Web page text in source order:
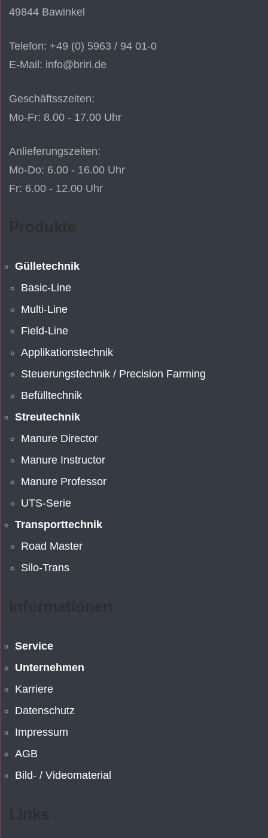
49844 Bawinkel
Telefon: +49 (0) 5963 / 94 01-0
E-Mail: info@briri.de
Geschäftsszeiten:
Mo-Fr: 8.00 - 17.00 Uhr
Anlieferungszeiten:
Mo-Do: 6.00 - 16.00 Uhr
Fr: 6.00 - 12.00 Uhr
Gülletechnik
Basic-Line
Multi-Line
Field-Line
Applikationstechnik
Steuerungstechnik / Precision Farming
Befülltechnik
Streutechnik
Manure Director
Manure Instructor
Manure Professor
UTS-Serie
Transporttechnik
Road Master
Silo-Trans
Service
Unternehmen
Karriere
Datenschutz
Impressum
AGB
Bild- / Videomaterial